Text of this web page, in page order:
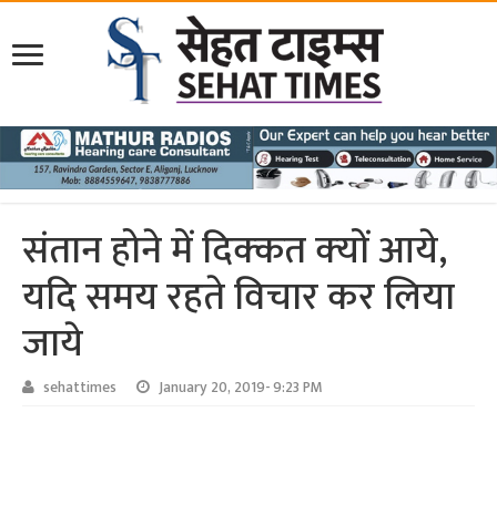
संतान होने में दिक्‍कत क्‍यों आये,
यदि समय रहते विचार कर लिया
जाये
sehattimes January 20, 2019- 9:23 PM